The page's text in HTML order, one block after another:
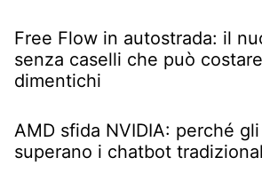
Free Flow in autostrada: il
senza caselli che può
dimentichi
AMD sfida NVIDIA: perché
superano i chatbot